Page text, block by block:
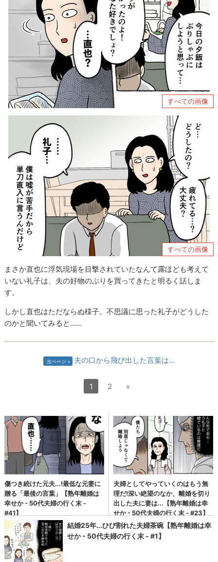
すべての画像
すべての画像
まさか直也に浮気現場を目撃されていたなんて露ほども考えて
いない礼子は、夫の好物のぶりを買ってきたと明るく話しま
す。
しかし直也はただならぬ様子。不思議に思った礼子がどうした
のかと聞いてみると……
次ページ 夫の口から飛び出した言葉は…
1 2 »